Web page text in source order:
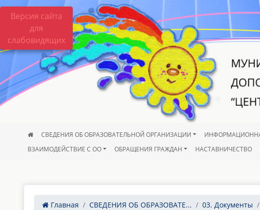
Версия сайта
для
слабовидящих
СВЕДЕНИЯ ОБ ОБРАЗОВАТЕЛЬНОЙ ОРГАНИЗАЦИИ
ВЗАИМОДЕЙСТВИЕ С ОО
ОБРАЩЕНИЯ ГРАЖДАН НАСТАВНИЧЕСТВО
Главная СВЕДЕНИЯ ОБ ОБРАЗОВАТЕ... 03. Документы